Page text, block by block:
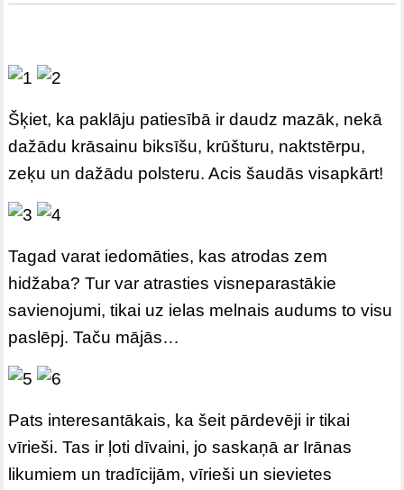
Šķiet, ka paklāju patiesībā ir daudz mazāk, nekā
dažādu krāsainu biksīšu, krūšturu, naktstērpu,
zeķu un dažādu polsteru. Acis šaudās visapkārt!
Tagad varat iedomāties, kas atrodas zem
hidžaba? Tur var atrasties visneparastākie
savienojumi, tikai uz ielas melnais audums to visu
paslēpj. Taču mājās…
Pats interesantākais, ka šeit pārdevēji ir tikai
vīrieši. Tas ir ļoti dīvaini, jo saskaņā ar Irānas
likumiem un tradīcijām, vīrieši un sievietes